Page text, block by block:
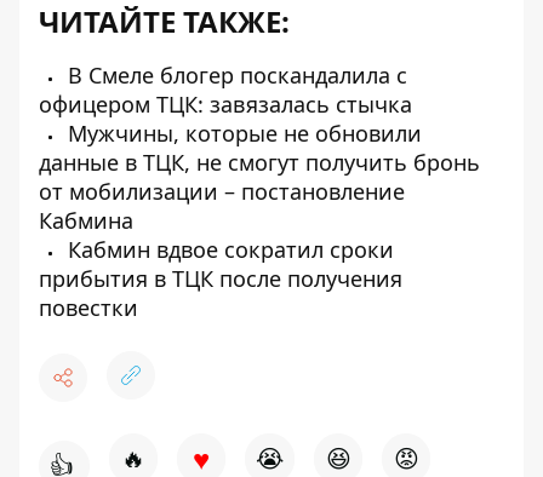
ЧИТАЙТЕ ТАКЖЕ:
В Смеле блогер поскандалила с
офицером ТЦК: завязалась стычка
Мужчины, которые не обновили
данные в ТЦК, не смогут получить бронь
от мобилизации – постановление
Кабмина
Кабмин вдвое сократил сроки
прибытия в ТЦК после получения
повестки
👍 🔥 ♥ 😭 😆 😡